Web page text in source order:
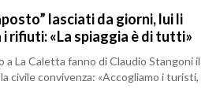
lasciati da giorni, lui li
rifiuti: «La spiaggia è di tutti»
a La Caletta fanno di Claudio Stangoni il
civile convivenza: «Accogliamo i turisti,